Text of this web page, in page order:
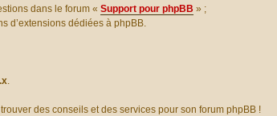
dans le forum « Support pour phpBB » ;
d’extensions dédiées à phpBB.
.
des conseils et des services pour son forum phpBB !